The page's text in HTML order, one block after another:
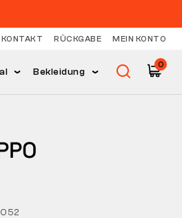
KONTAKT RÜCKGABE MEIN KONTO
Bekleidung
0